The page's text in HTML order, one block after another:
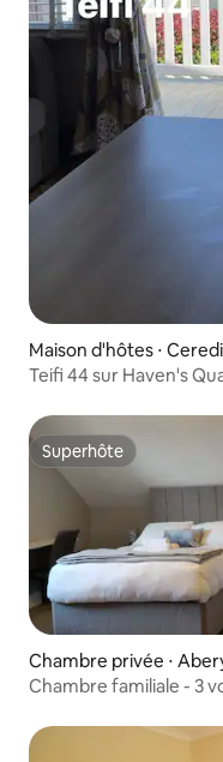
Maison d'hôtes ⋅
Teifi 44 sur Haven's
Superhôte
Superhôte
Chambre privée ⋅
Chambre familiale - 3